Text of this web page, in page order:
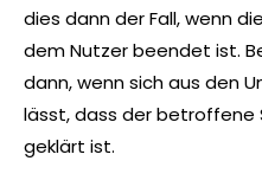
dies dann der Fall, wenn
dem Nutzer beendet ist.
dann, wenn sich aus den
lässt, dass der betroffene
geklärt ist.